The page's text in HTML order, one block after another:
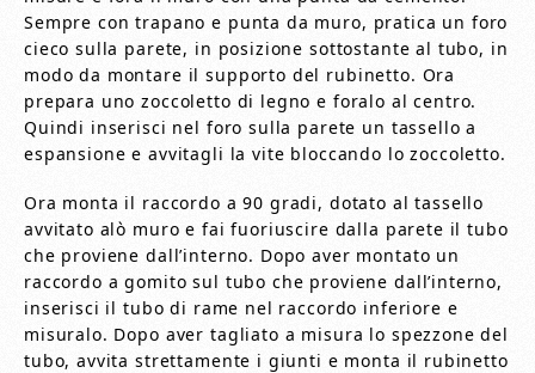
Sempre con trapano e punta da muro, pratica un foro
cieco sulla parete, in posizione sottostante al tubo, in
modo da montare il supporto del rubinetto. Ora
prepara uno zoccoletto di legno e foralo al centro.
Quindi inserisci nel foro sulla parete un tassello a
espansione e avvitagli la vite bloccando lo zoccoletto.
Ora monta il raccordo a 90 gradi, dotato al tassello
avvitato alò muro e fai fuoriuscire dalla parete il tubo
che proviene dall’interno. Dopo aver montato un
raccordo a gomito sul tubo che proviene dall’interno,
inserisci il tubo di rame nel raccordo inferiore e
misuralo. Dopo aver tagliato a misura lo spezzone del
tubo, avvita strettamente i giunti e monta il rubinetto